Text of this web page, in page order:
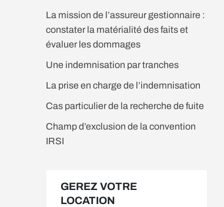
La mission de l’assureur gestionnaire :
constater la matérialité des faits et
évaluer les dommages
Une indemnisation par tranches
La prise en charge de l’indemnisation
Cas particulier de la recherche de fuite
Champ d’exclusion de la convention
IRSI
GEREZ VOTRE
LOCATION